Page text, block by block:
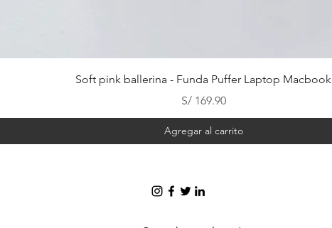
Vista rápida
Soft pink ballerina - Funda Puffer Laptop Macbook
Precio
S/ 169.90
Agregar al carrito